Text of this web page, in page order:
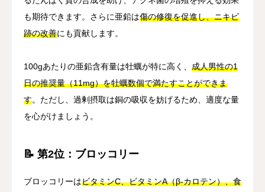
も期待できます。さらに亜鉛は傷の修復を促進し、ニキビ
跡の改善にも貢献します。
100gあたりの亜鉛含有量は牡蠣が特に高く、 成人男性の1
日の推奨量（11mg）を牡蠣数個で満たすことができま
す。ただし、過剰摂取は銅の吸収を妨げるため、適度な量
を心がけましょう。
📝 第2位：ブロッコリー
ブロッコリーはビタミンC、ビタミンA（β-カロテン）、食